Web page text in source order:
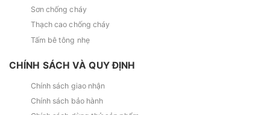
Sơn chống cháy
Thạch cao chống cháy
Tấm bê tông nhẹ
CHÍNH SÁCH VÀ QUY ĐỊNH
Chính sách giao nhận
Chính sách bảo hành